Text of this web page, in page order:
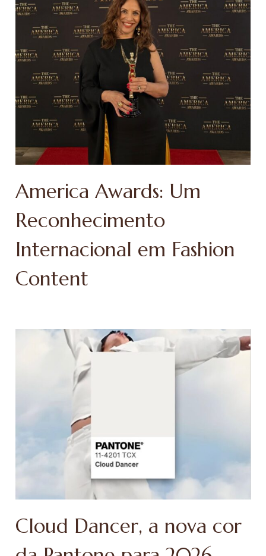
America Awards: Um
Reconhecimento
Internacional em Fashion
Content
Cloud Dancer, a nova cor